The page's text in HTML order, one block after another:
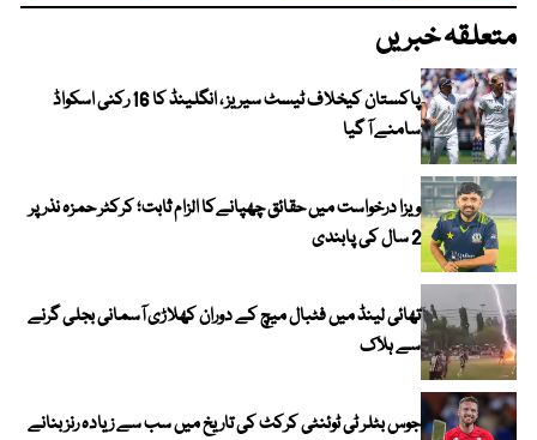
متعلقہ خبریں
پاکستان کیخلاف ٹیسٹ سیریز ، انگلینڈ کا 16 رکنی اسکواڈ
سامنے آ گیا
ویزا درخواست میں حقائق چھپانےکا الزام ثابت؛ کرکٹر حمزہ نذر پر
2 سال کی پابندی
تھائی لینڈ میں فٹبال میچ کے دوران کھلاڑی آسمانی بجلی گرنے
سے ہلاک
جوس بٹلر ٹی ٹوئنٹی کرکٹ کی تاریخ میں سب سے زیادہ رنز بنانے